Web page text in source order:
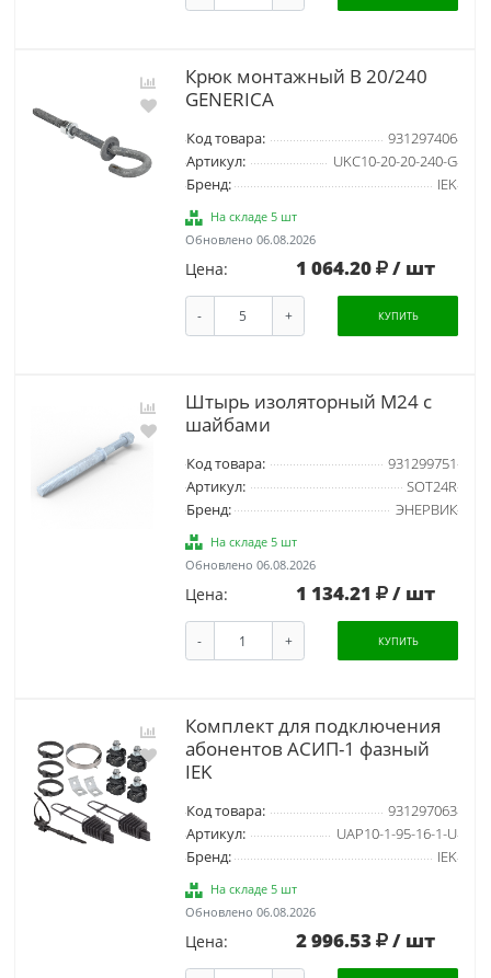
Крюк монтажный B 20/240
GENERICA
Код товара:
931297406
Артикул:
UKC10-20-20-240-G
Бренд:
IEK
На складе 5 шт
Обновлено 06.08.2026
Цена: 1 064.20 / шт
- + КУПИТЬ
Штырь изоляторный M24 с
шайбами
Код товара:
931299751
Артикул:
SOT24R
Бренд:
ЭНЕРВИК
На складе 5 шт
Обновлено 06.08.2026
Цена: 1 134.21 / шт
- + КУПИТЬ
Комплект для подключения
абонентов АСИП-1 фазный
IEK
Код товара:
931297063
Артикул:
UAP10-1-95-16-1-U
Бренд:
IEK
На складе 5 шт
Обновлено 06.08.2026
Цена: 2 996.53 / шт